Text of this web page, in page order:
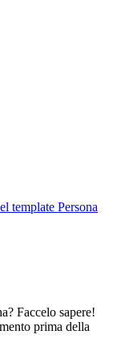
template Persona
Faccelo sapere!
prima della